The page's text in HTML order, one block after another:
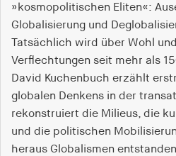
»kosmopolitischen Eliten«:
Globalisierung und
Tatsächlich wird über Wohl
Verflechtungen seit mehr als
David Kuchenbuch erzählt
globalen Denkens in der
rekonstruiert die Milieus, die
und die politischen
heraus Globalismen